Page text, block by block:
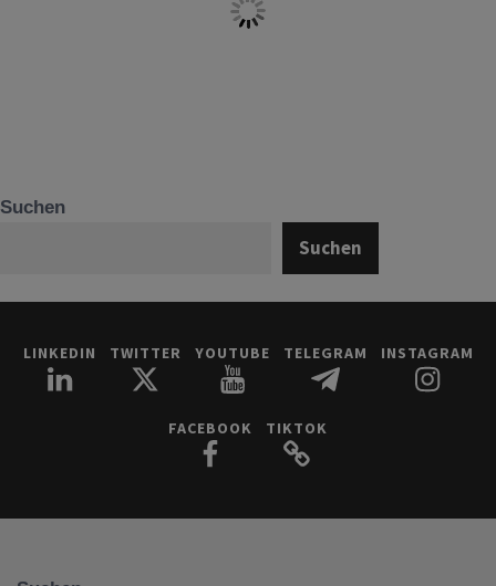
Suchen
Suchen
LINKEDIN TWITTER YOUTUBE TELEGRAM INSTAGRAM
FACEBOOK TIKTOK